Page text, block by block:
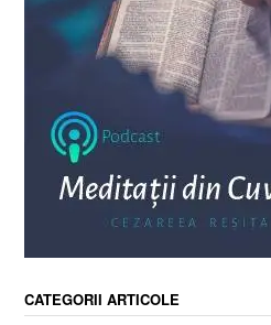
CATEGORII ARTICOLE